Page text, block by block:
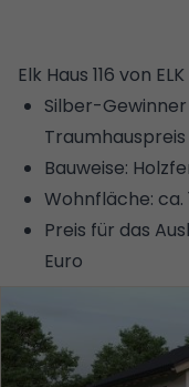
Elk Haus 116 von
Silber-
Traumhauspreis
Bauweise:
Wohnfläche: ca.
Preis für das
Euro